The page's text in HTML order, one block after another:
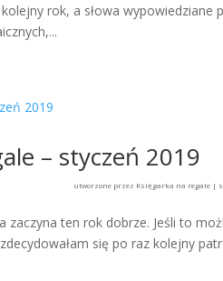
rok, a słowa wypowiedziane
– styczeń 2019
utworzone przez Księgarka na regale|
zaczyna ten rok dobrze. Jeśli to
się po raz kolejny